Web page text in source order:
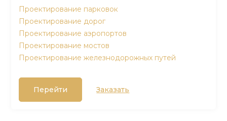
Проектирование парковок
Проектирование дорог
Проектирование аэропортов
Проектирование мостов
Проектирование железнодорожных путей
Перейти Заказать